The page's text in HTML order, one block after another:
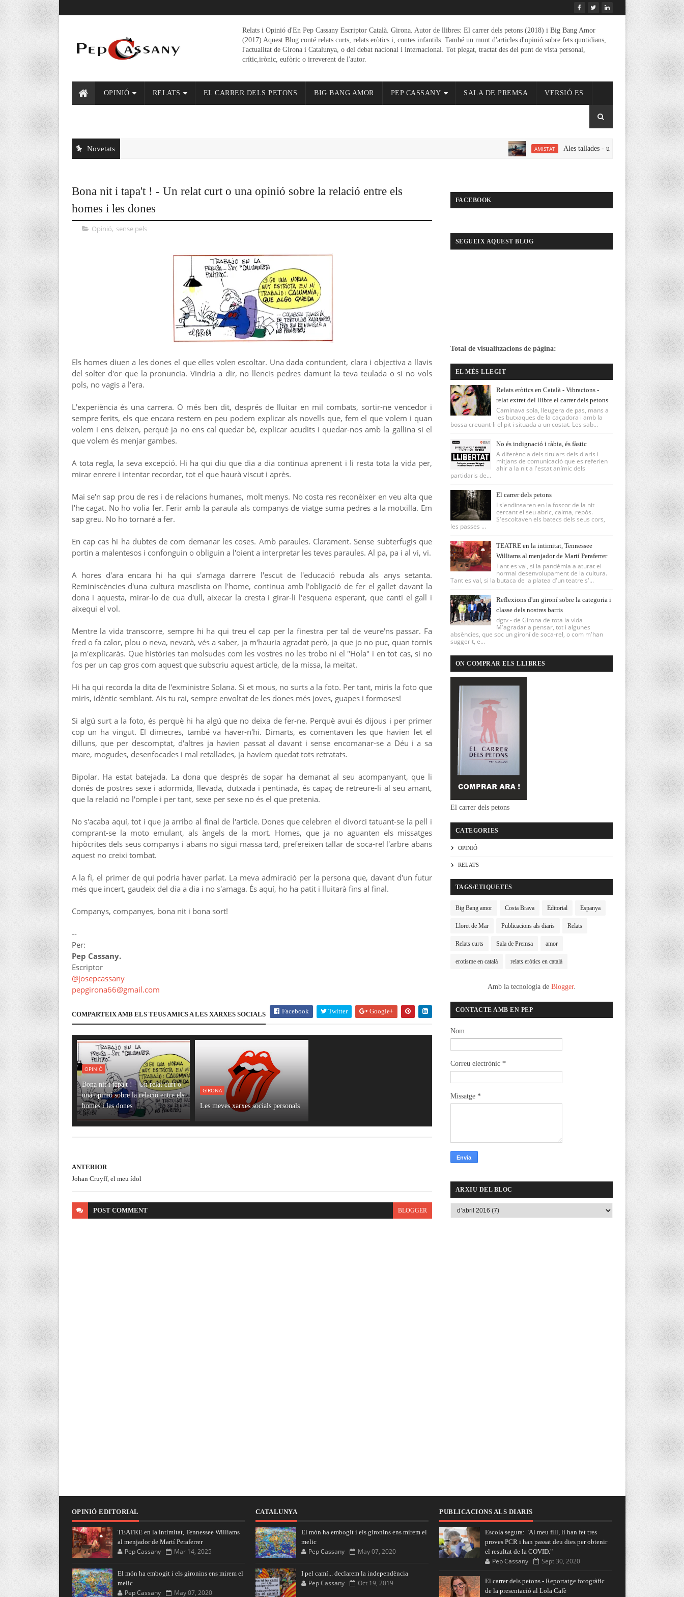
Relats i Opinió d'En Pep Cassany Escriptor Català. Girona. Autor de llibres: El carrer dels petons (2018) i Big Bang Amor
(2017) Aquest Blog conté relats curts, relats eròtics i, contes infantils. També un munt d'articles d'opinió sobre fets quotidians,
l'actualitat de Girona i Catalunya, o del debat nacional i internacional. Tot plegat, tractat des del punt de vista personal,
crític,irònic, eufòric o irreverent de l'autor.
OPINIÓ RELATS EL CARRER DELS PETONS BIG BANG AMOR PEP CASSANY SALA DE PREMSA VERSIÓ ES
Novetats AMISTAT Ales tallades - un relat d'amistat amor i
Bona nit i tapa't ! - Un relat curt o una opinió sobre la relació entre els
homes i les dones
Opinió, sense pels
Els homes diuen a les dones el que elles volen escoltar. Una dada contundent, clara i objectiva a llavis
del solter d'or que la pronuncia. Vindria a dir, no llencis pedres damunt la teva teulada o si no vols
pols, no vagis a l'era.
L'experiència és una carrera. O més ben dit, després de lluitar en mil combats, sortir-ne vencedor i
sempre ferits, els que encara restem en peu podem explicar als novells que, fem el que volem i quan
volem i ens deixen, perquè ja no ens cal quedar bé, explicar acudits i quedar-nos amb la gallina si el
que volem és menjar gambes.
A tota regla, la seva excepció. Hi ha qui diu que dia a dia continua aprenent i li resta tota la vida per,
mirar enrere i intentar recordar, tot el que haurà viscut i après.
Mai se'n sap prou de res i de relacions humanes, molt menys. No costa res reconèixer en veu alta que
l'he cagat. No ho volia fer. Ferir amb la paraula als companys de viatge suma pedres a la motxilla. Em
sap greu. No ho tornaré a fer.
En cap cas hi ha dubtes de com demanar les coses. Amb paraules. Clarament. Sense subterfugis que
portin a malentesos i confonguin o obliguin a l'oient a interpretar les teves paraules. Al pa, pa i al vi, vi.
A hores d'ara encara hi ha qui s'amaga darrere l'escut de l'educació rebuda als anys setanta.
Reminiscències d'una cultura masclista on l'home, continua amb l'obligació de fer el gallet davant la
dona i aquesta, mirar-lo de cua d'ull, aixecar la cresta i girar-li l'esquena esperant, que canti el gall i
aixequi el vol.
Mentre la vida transcorre, sempre hi ha qui treu el cap per la finestra per tal de veure'ns passar. Fa
fred o fa calor, plou o neva, nevarà, vés a saber, ja m'hauria agradat però, ja que jo no puc, quan tornis
ja m'explicaràs. Que històries tan molsudes com les vostres no les trobo ni el "Hola" i en tot cas, si no
fos per un cap gros com aquest que subscriu aquest article, de la missa, la meitat.
Hi ha qui recorda la dita de l'exministre Solana. Si et mous, no surts a la foto. Per tant, miris la foto que
miris, idèntic semblant. Ais tu rai, sempre envoltat de les dones més joves, guapes i formoses!
Si algú surt a la foto, és perquè hi ha algú que no deixa de fer-ne. Perquè avui és dijous i per primer
cop un ha vingut. El dimecres, també va haver-n'hi. Dimarts, es comentaven les que havien fet el
dilluns, que per descomptat, d'altres ja havien passat al davant i sense encomanar-se a Déu i a sa
mare, mogudes, desenfocades i mal retallades, ja havíem quedat tots retratats.
Bipolar. Ha estat batejada. La dona que després de sopar ha demanat al seu acompanyant, que li
donés de postres sexe i adormida, llevada, dutxada i pentinada, és capaç de retreure-li al seu amant,
que la relació no l'omple i per tant, sexe per sexe no és el que pretenia.
No s'acaba aquí, tot i que ja arribo al final de l'article. Dones que celebren el divorci tatuant-se la pell i
comprant-se la moto emulant, als àngels de la mort. Homes, que ja no aguanten els missatges
hipòcrites dels seus companys i abans no sigui massa tard, prefereixen tallar de soca-rel l'arbre abans
aquest no creixi tombat.
A la fi, el primer de qui podria haver parlat. La meva admiració per la persona que, davant d'un futur
més que incert, gaudeix del dia a dia i no s'amaga. És aquí, ho ha patit i lluitarà fins al final.
Companys, companyes, bona nit i bona sort!
--
Per:
Pep Cassany.
Escriptor
@josepcassany
pepgirona66@gmail.com
COMPARTEIX AMB ELS TEUS AMICS A LES XARXES SOCIALS Facebook Twitter Google+
OPINIÓ
Bona nit i tapa't ! - Un relat curt o
una opinió sobre la relació entre els
homes i les dones
GIRONA
Les meves xarxes socials personals
ANTERIOR
Johan Cruyff, el meu ídol
POST COMMENT BLOGGER
FACEBOOK
SEGUEIX AQUEST BLOG
Total de visualitzacions de pàgina:
EL MÉS LLEGIT
Relats eròtics en Català - Vibracions -
relat extret del llibre el carrer dels petons
Caminava sola, lleugera de pas, mans a
les butxaques de la caçadora i amb la
bossa creuant-li el pit i situada a un costat. Les sab...
No és indignació i ràbia, és fàstic
A diferència dels titulars dels diaris i
mitjans de comunicació que es referien
ahir a la nit a l'estat anímic dels
partidaris de...
El carrer dels petons
I s'endinsaren en la foscor de la nit
cercant el seu abric, calma, repòs.
S'escoltaven els batecs dels seus cors,
les passes ...
TEATRE en la intimitat, Tennessee
Williams al menjador de Martí Peraferrer
Tant es val, si la pandèmia a aturat el
normal desenvolupament de la cultura.
Tant es val, si la butaca de la platea d'un teatre s'...
Reflexions d'un gironí sobre la categoria i
classe dels nostres barris
dgtv - de Girona de tota la vida
M'agradaria pensar, tot i algunes
absències, que soc un gironí de soca-rel, o com m'han
suggerit, e...
ON COMPRAR ELS LLIBRES
El carrer dels petons
CATEGORIES
OPINIÓ
RELATS
TAGS/ETIQUETES
Big Bang amor Costa Brava Editorial Espanya
Lloret de Mar Publicacions als diaris Relats
Relats curts Sala de Premsa amor
erotisme en català relats eròtics en català
Amb la tecnologia de Blogger.
CONTACTE AMB EN PEP
Nom
Correu electrònic *
Missatge *
ARXIU DEL BLOC
OPINIÓ EDITORIAL
TEATRE en la intimitat, Tennessee Williams
al menjador de Martí Peraferrer
Pep Cassany Mar 14, 2025
El món ha embogit i els gironins ens mirem el
melic
Pep Cassany May 07, 2020
CATALUNYA
El món ha embogit i els gironins ens mirem el
melic
Pep Cassany May 07, 2020
I pel camí... declarem la independència
Pep Cassany Oct 19, 2019
PUBLICACIONS ALS DIARIS
Escola segura: "Al meu fill, li han fet tres
proves PCR i han passat deu dies per obtenir
el resultat de la COVID."
Pep Cassany Sept 30, 2020
El carrer dels petons - Reportatge fotogràfic
de la presentació al Lola Cafè